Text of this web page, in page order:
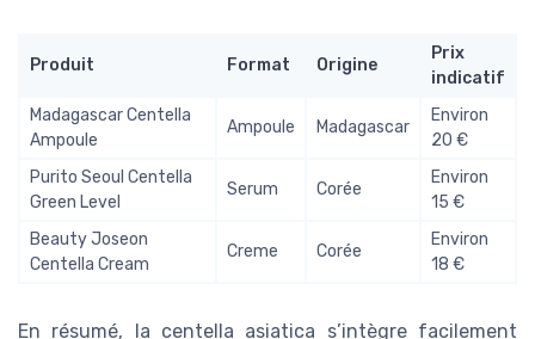
Produit Format Origine
Prix
indicatif
Madagascar Centella
Ampoule
Ampoule Madagascar
Environ
20 €
Purito Seoul Centella
Green Level
Serum Corée
Environ
15 €
Beauty Joseon
Centella Cream
Creme Corée
Environ
18 €
En résumé, la centella asiatica s’intègre facilement